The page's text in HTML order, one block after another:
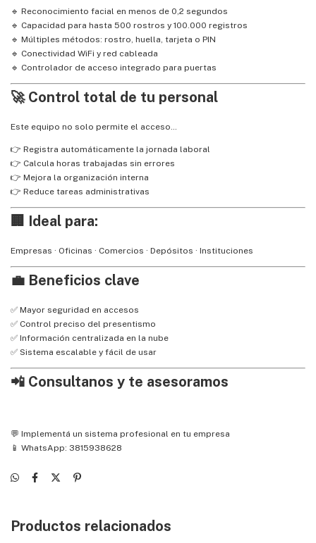
🔹 Reconocimiento facial en menos de 0,2 segundos
🔹 Capacidad para hasta 500 rostros y 100.000 registros
🔹 Múltiples métodos: rostro, huella, tarjeta o PIN
🔹 Conectividad WiFi y red cableada
🔹 Controlador de acceso integrado para puertas
🚀 Control total de tu personal
Este equipo no solo permite el acceso…
👉 Registra automáticamente la jornada laboral
👉 Calcula horas trabajadas sin errores
👉 Mejora la organización interna
👉 Reduce tareas administrativas
🏢 Ideal para:
Empresas · Oficinas · Comercios · Depósitos · Instituciones
💼 Beneficios clave
✅ Mayor seguridad en accesos
✅ Control preciso del presentismo
✅ Información centralizada en la nube
✅ Sistema escalable y fácil de usar
📲 Consultanos y te asesoramos
💬 Implementá un sistema profesional en tu empresa
📱 WhatsApp: 3815938628
Productos relacionados